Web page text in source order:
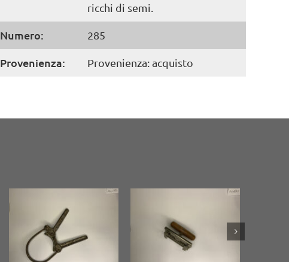
ricchi di semi.
Numero: 285
Provenienza: Provenienza: acquisto